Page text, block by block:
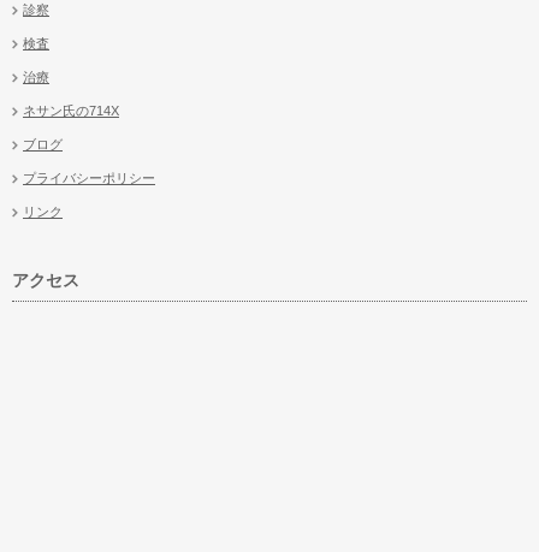
診察
検査
治療
ネサン氏の714X
ブログ
プライバシーポリシー
リンク
アクセス